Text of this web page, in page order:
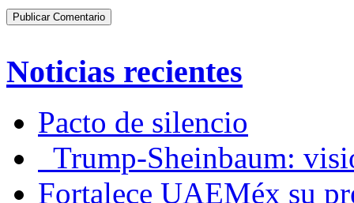
Noticias recientes
Pacto de silencio
Trump-Sheinbaum:
Fortalece UAEMéx su